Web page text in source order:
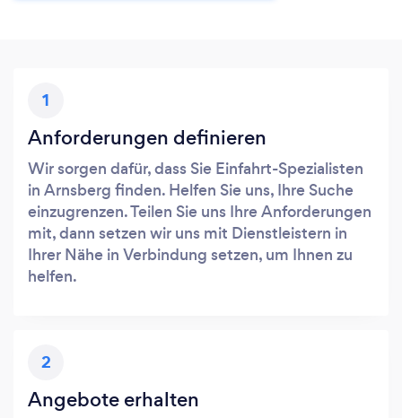
1
Anforderungen definieren
Wir sorgen dafür, dass Sie Einfahrt-Spezialisten
in Arnsberg finden. Helfen Sie uns, Ihre Suche
einzugrenzen. Teilen Sie uns Ihre Anforderungen
mit, dann setzen wir uns mit Dienstleistern in
Ihrer Nähe in Verbindung setzen, um Ihnen zu
helfen.
2
Angebote erhalten